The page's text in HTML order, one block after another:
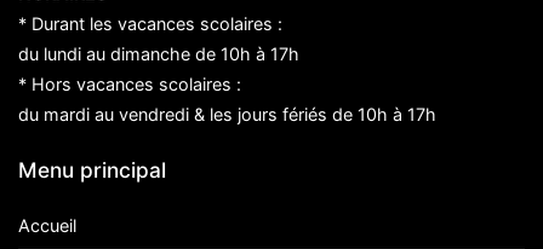
* Durant les vacances scolaires :
du lundi au dimanche de 10h à 17h
* Hors vacances scolaires :
du mardi au vendredi & les jours fériés de 10h à 17h
Menu principal
Accueil